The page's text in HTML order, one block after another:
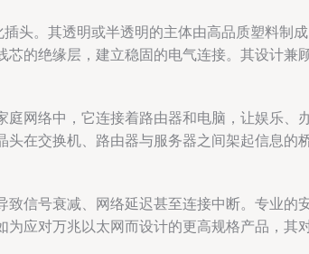
头。其透明或半透明的主体由高品质塑料制
的绝缘层，建立稳固的电气连接。其设计兼
网络中，它连接着路由器和电脑，让娱乐
在交换机、路由器与服务器之间架起信息的
信号衰减、网络延迟甚至连接中断。专业的
应对万兆以太网而设计的更高规格产品，其